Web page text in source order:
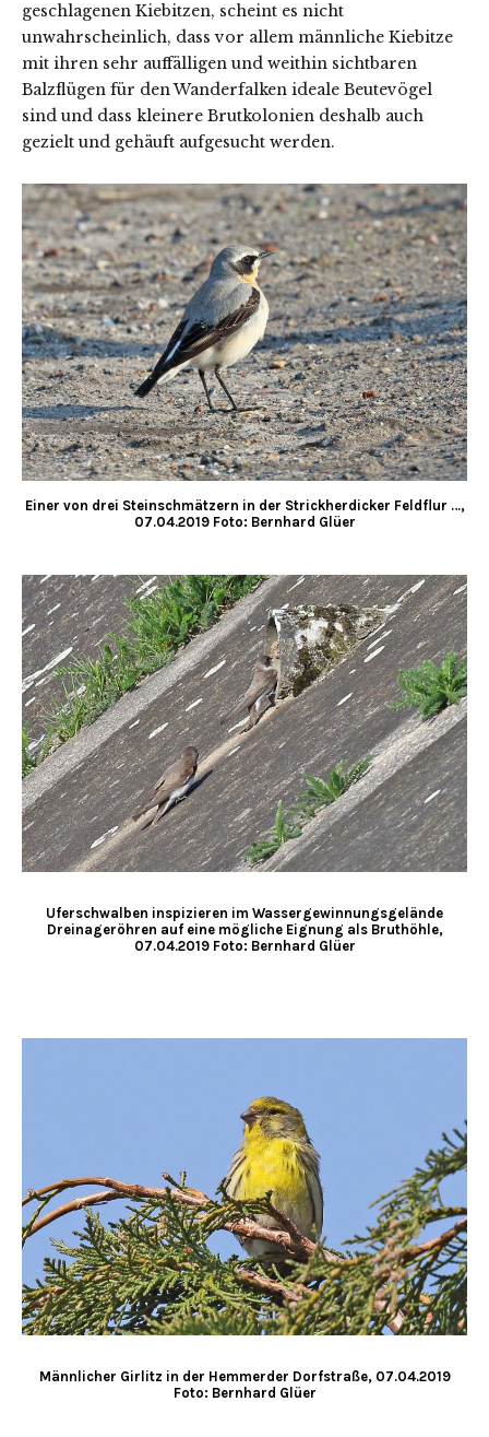
geschlagenen Kiebitzen, scheint es nicht
unwahrscheinlich, dass vor allem männliche Kiebitze
mit ihren sehr auffälligen und weithin sichtbaren
Balzflügen für den Wanderfalken ideale Beutevögel
sind und dass kleinere Brutkolonien deshalb auch
gezielt und gehäuft aufgesucht werden.
Einer von drei Steinschmätzern in der Strickherdicker Feldflur …,
07.04.2019 Foto: Bernhard Glüer
Uferschwalben inspizieren im Wassergewinnungsgelände
Dreinageröhren auf eine mögliche Eignung als Bruthöhle,
07.04.2019 Foto: Bernhard Glüer
Männlicher Girlitz in der Hemmerder Dorfstraße, 07.04.2019
Foto: Bernhard Glüer